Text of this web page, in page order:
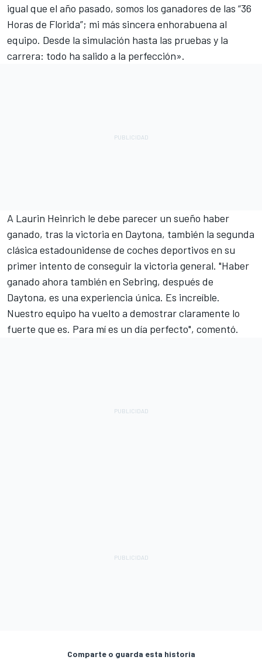
igual que el año pasado, somos los ganadores de las “36
Horas de Florida”; mi más sincera enhorabuena al
equipo. Desde la simulación hasta las pruebas y la
carrera: todo ha salido a la perfección».
A Laurin Heinrich le debe parecer un sueño haber
ganado, tras la victoria en Daytona, también la segunda
clásica estadounidense de coches deportivos en su
primer intento de conseguir la victoria general. "Haber
ganado ahora también en Sebring, después de
Daytona, es una experiencia única. Es increíble.
Nuestro equipo ha vuelto a demostrar claramente lo
fuerte que es. Para mí es un día perfecto", comentó.
Comparte o guarda esta historia